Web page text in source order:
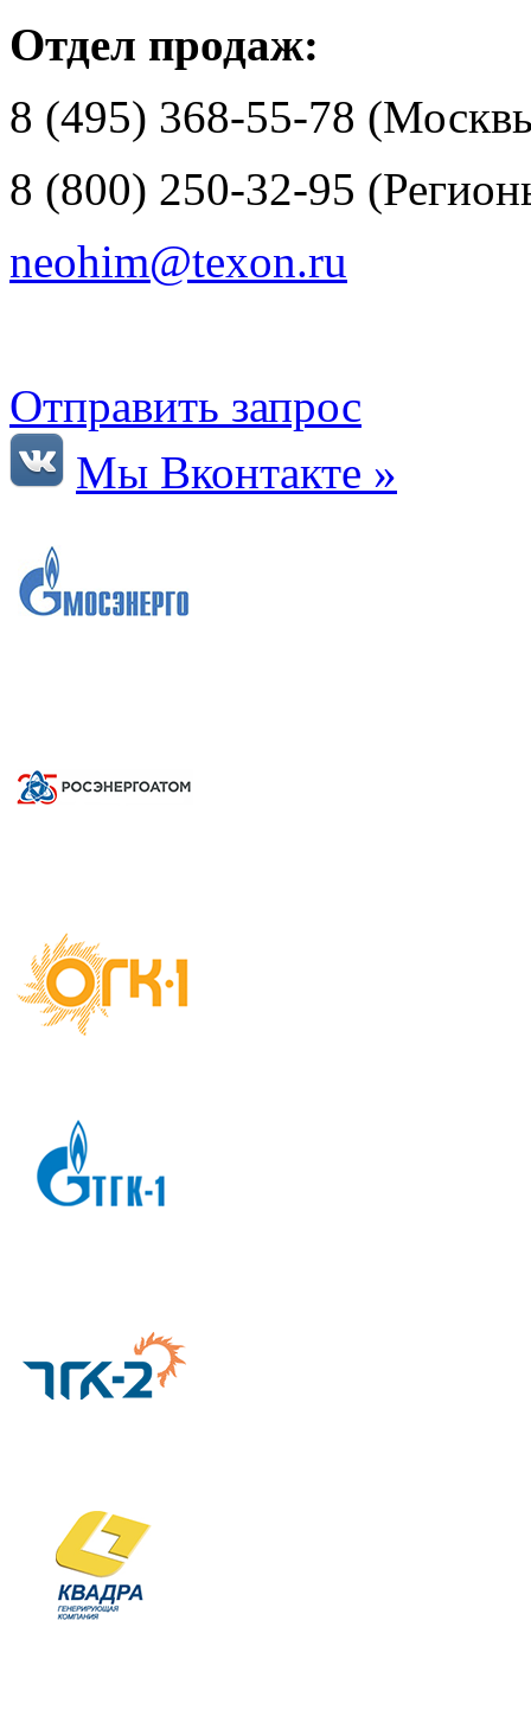
Отдел продаж:
8 (495) 368-55-78
8 (800) 250-32-95
neohim@texon.ru
Отправить запрос
Мы Вконтакте »